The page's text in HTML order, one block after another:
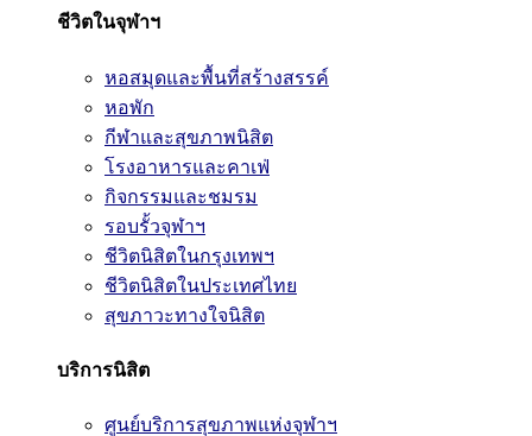
ชีวิตในจุฬาฯ
หอสมุดและพื้นที่สร้างสรรค์
หอพัก
กีฬาและสุขภาพนิสิต
โรงอาหารและคาเฟ่
กิจกรรมและชมรม
รอบรั้วจุฬาฯ
ชีวิตนิสิตในกรุงเทพฯ
ชีวิตนิสิตในประเทศไทย
สุขภาวะทางใจนิสิต
บริการนิสิต
ศูนย์บริการสุขภาพแห่งจุฬาฯ